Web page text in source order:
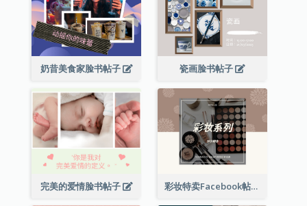
奶昔美食家脸书帖子 瓷画脸书帖子
完美的爱情脸书帖子 彩妆特卖Facebook帖子